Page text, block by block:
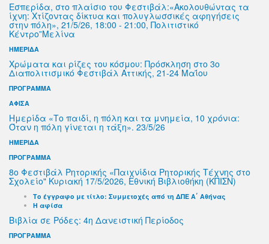
Εσπερίδα, στο πλαίσιο του Φεστιβάλ:«Ακολουθώντας τα
ίχνη: Χτίζοντας δίκτυα και πολυγλωσσικές αφηγήσεις
στην πόλη», 21/5/26, 18:00 - 21:00, Πολιτιστικό
Κέντρο”Μελίνα
ΗΜΕΡΙΔΑ
Χρώματα και ρίζες του κόσμου: Πρόσκληση στο 3ο
Διαπολιτισμικό Φεστιβάλ Αττικής, 21-24 Μαΐου
ΠΡΟΓΡΑΜΜΑ
ΑΦΙΣΑ
Ημερίδα «Το παιδί, η πόλη και τα μνημεία, 10 χρόνια:
Όταν η πόλη γίνεται η τάξη». 23/5/26
ΗΜΕΡΙΔΑ
ΠΡΟΓΡΑΜΜΑ
8ο Φεστιβάλ Ρητορικής «Παιχνίδια Ρητορικής Τέχνης στο
Σχολείο" Κυριακή 17/5/2026, Εθνική Βιβλιοθήκη (ΚΠΙΣΝ)
Το έγγραφο με τίτλο: Συμμετοχές από τη ΔΠΕ Α΄ Αθήνας
Η αφίσα
Βιβλία σε Ρόδες: 4η Δανειστική Περίοδος
ΠΡΟΓΡΑΜΜΑ